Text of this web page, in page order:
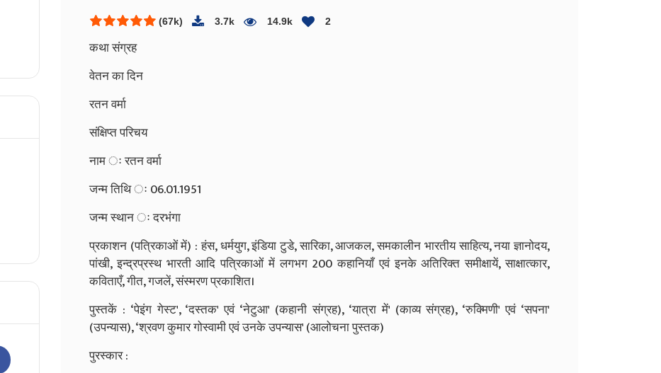
(67k) 3.7k 14.9k 2
कथा संग्रह
वेतन का दिन
रतन वर्मा
संक्षिप्त परिचय
नाम ः रतन वर्मा
जन्म तिथि ः 06.01.1951
जन्म स्थान ः दरभंगा
प्रकाशन (पत्रिकाओं में) : हंस, धर्मयुग, इंडिया टुडे, सारिका, आजकल, समकालीन भारतीय साहित्य, नया ज्ञानोदय,
पांखी, इन्द्रप्रस्थ भारती आदि पत्रिकाओं में लगभग 200 कहानियाँ एवं इनके अतिरिक्त समीक्षायें, साक्षात्कार,
कविताएँ, गीत, गजलें, संस्मरण प्रकाशित।
पुस्तकें : ‘पेइंग गेस्ट', ‘दस्तक' एवं ‘नेटुआ' (कहानी संग्रह), ‘यात्रा में' (काव्य संग्रह), ‘रुक्मिणी' एवं ‘सपना'
(उपन्यास), ‘श्रवण कुमार गोस्वामी एवं उनके उपन्यास' (आलोचना पुस्तक)
पुरस्कार :